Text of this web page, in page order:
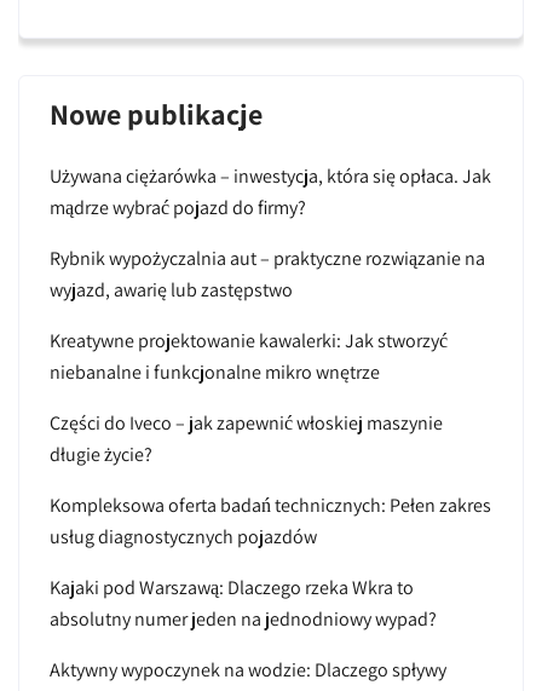
Nowe publikacje
Używana ciężarówka – inwestycja, która się opłaca. Jak
mądrze wybrać pojazd do firmy?
Rybnik wypożyczalnia aut – praktyczne rozwiązanie na
wyjazd, awarię lub zastępstwo
Kreatywne projektowanie kawalerki: Jak stworzyć
niebanalne i funkcjonalne mikro wnętrze
Części do Iveco – jak zapewnić włoskiej maszynie
długie życie?
Kompleksowa oferta badań technicznych: Pełen zakres
usług diagnostycznych pojazdów
Kajaki pod Warszawą: Dlaczego rzeka Wkra to
absolutny numer jeden na jednodniowy wypad?
Aktywny wypoczynek na wodzie: Dlaczego spływy